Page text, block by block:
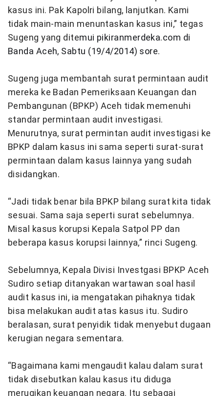
kasus ini. Pak Kapolri bilang, lanjutkan. Kami
tidak main-main menuntaskan kasus ini,” tegas
Sugeng yang ditemui pikiranmerdeka.com di
Banda Aceh, Sabtu (19/4/2014) sore.
Sugeng juga membantah surat permintaan audit
mereka ke Badan Pemeriksaan Keuangan dan
Pembangunan (BPKP) Aceh tidak memenuhi
standar permintaan audit investigasi.
Menurutnya, surat permintan audit investigasi ke
BPKP dalam kasus ini sama seperti surat-surat
permintaan dalam kasus lainnya yang sudah
disidangkan.
“Jadi tidak benar bila BPKP bilang surat kita tidak
sesuai. Sama saja seperti surat sebelumnya.
Misal kasus korupsi Kepala Satpol PP dan
beberapa kasus korupsi lainnya,” rinci Sugeng.
Sebelumnya, Kepala Divisi Investgasi BPKP Aceh
Sudiro setiap ditanyakan wartawan soal hasil
audit kasus ini, ia mengatakan pihaknya tidak
bisa melakukan audit atas kasus itu. Sudiro
beralasan, surat penyidik tidak menyebut dugaan
kerugian negara sementara.
“Bagaimana kami mengaudit kalau dalam surat
tidak disebutkan kalau kasus itu diduga
merugikan keuangan negara. Itu sebagai